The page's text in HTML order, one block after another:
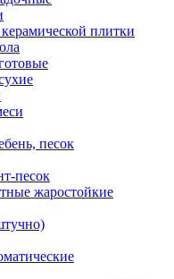
плитки
песок
песок
жаростойкие